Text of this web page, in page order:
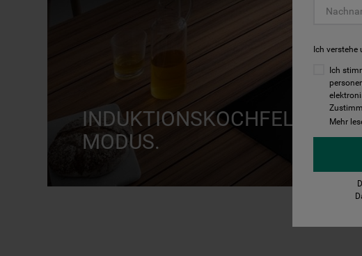
INDUKTIONSKOCHFELDER
MODUS.
JETZT ENTDECKEN
Ich
Ich
Mehr